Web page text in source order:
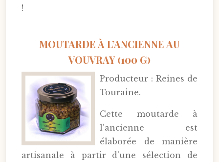
!
MOUTARDE À L’ANCIENNE AU
VOUVRAY (100 G)
Producteur : Reines de
Touraine.
Cette moutarde à
l’ancienne est
élaborée de manière
artisanale à partir d’une sélection de